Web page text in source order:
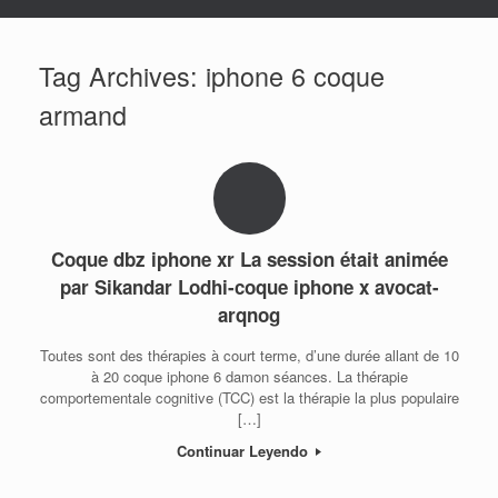
Tag Archives: iphone 6 coque
armand
Coque dbz iphone xr La session était animée
par Sikandar Lodhi-coque iphone x avocat-
arqnog
Toutes sont des thérapies à court terme, d’une durée allant de 10
à 20 coque iphone 6 damon séances. La thérapie
comportementale cognitive (TCC) est la thérapie la plus populaire
[…]
Continuar Leyendo